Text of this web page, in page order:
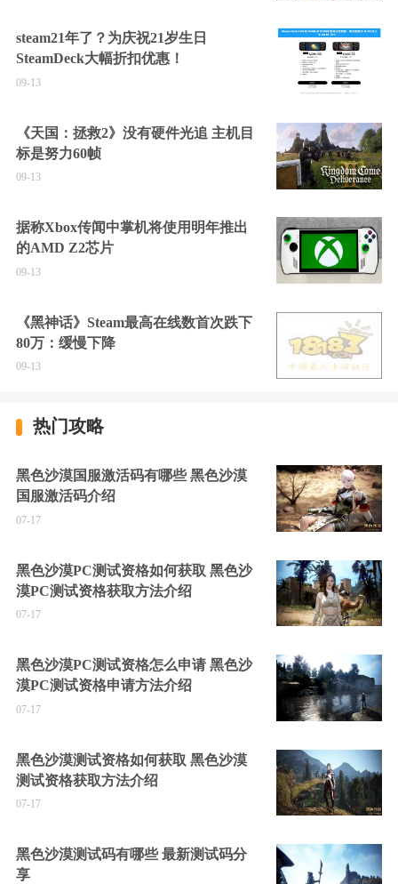
steam21年了？为庆祝21岁生日
SteamDeck大幅折扣优惠！
09-13
《天国：拯救2》没有硬件光追 主机目
标是努力60帧
09-13
据称Xbox传闻中掌机将使用明年推出
的AMD Z2芯片
09-13
《黑神话》Steam最高在线数首次跌下
80万：缓慢下降
09-13
热门攻略
黑色沙漠国服激活码有哪些 黑色沙漠
国服激活码介绍
07-17
黑色沙漠PC测试资格如何获取 黑色沙
漠PC测试资格获取方法介绍
07-17
黑色沙漠PC测试资格怎么申请 黑色沙
漠PC测试资格申请方法介绍
07-17
黑色沙漠测试资格如何获取 黑色沙漠
测试资格获取方法介绍
07-17
黑色沙漠测试码有哪些 最新测试码分
享